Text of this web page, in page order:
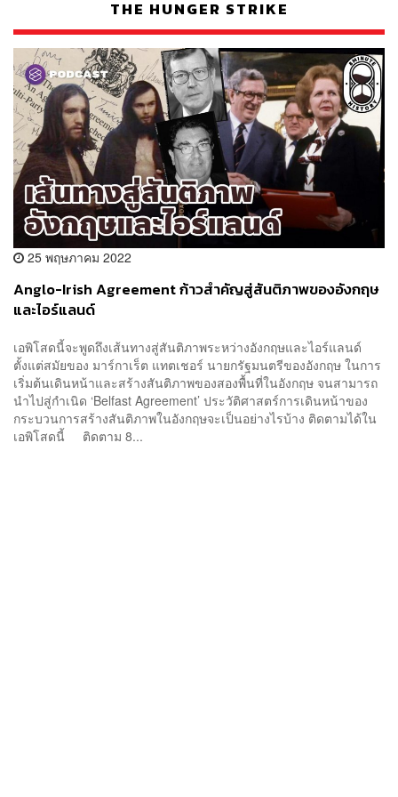
THE HUNGER STRIKE
25 พฤษภาคม 2022
Anglo-Irish Agreement ก้าวสำคัญสู่สันติภาพของอังกฤษ
และไอร์แลนด์
เอพิโสดนี้จะพูดถึงเส้นทางสู่สันติภาพระหว่างอังกฤษและไอร์แลนด์
ตั้งแต่สมัยของ มาร์กาเร็ต แทตเชอร์ นายกรัฐมนตรีของอังกฤษ ในการ
เริ่มต้นเดินหน้าและสร้างสันติภาพของสองพื้นที่ในอังกฤษ จนสามารถ
นำไปสู่กำเนิด ‘Belfast Agreement’ ประวัติศาสตร์การเดินหน้าของ
กระบวนการสร้างสันติภาพในอังกฤษจะเป็นอย่างไรบ้าง ติดตามได้ใน
เอพิโสดนี้ ติดตาม 8...